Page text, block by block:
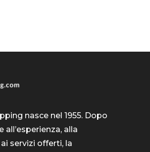
nasce nel 1955. Dopo
all’esperienza, alla
servizi offerti, la